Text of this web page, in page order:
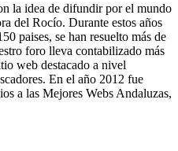
la idea de difundir por el mundo
del Rocío. Durante estos años
paises, se han resuelto más de
foro lleva contabilizado más
web destacado a nivel
En el año 2012 fue
a las Mejores Webs Andaluzas,